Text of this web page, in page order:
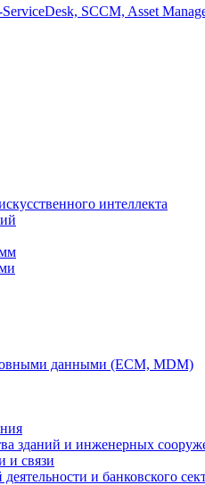
SCCM, Asset
интеллекта
данными (ECM, MDM)
зданий и инженерных
и связи
и банковского